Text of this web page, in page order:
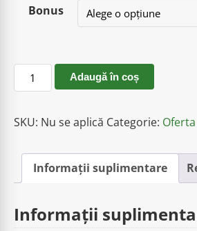
Bonus
Adaugă în coș
SKU: Nu se aplică Categorie:
Informații suplimentare
Informații